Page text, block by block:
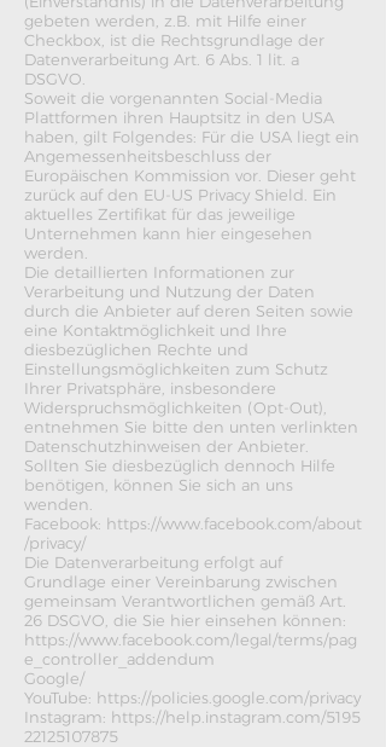
gebeten werden, z.B. mit Hilfe einer
Checkbox, ist die Rechtsgrundlage der
Datenverarbeitung Art. 6 Abs. 1 lit. a
DSGVO.
Soweit die vorgenannten Social-Media
Plattformen ihren Hauptsitz in den USA
haben, gilt Folgendes: Für die USA liegt ein
Angemessenheitsbeschluss der
Europäischen Kommission vor. Dieser geht
zurück auf den EU-US Privacy Shield. Ein
aktuelles Zertifikat für das jeweilige
Unternehmen kann hier eingesehen
werden.
Die detaillierten Informationen zur
Verarbeitung und Nutzung der Daten
durch die Anbieter auf deren Seiten sowie
eine Kontaktmöglichkeit und Ihre
diesbezüglichen Rechte und
Einstellungsmöglichkeiten zum Schutz
Ihrer Privatsphäre, insbesondere
Widerspruchsmöglichkeiten (Opt-Out),
entnehmen Sie bitte den unten verlinkten
Datenschutzhinweisen der Anbieter.
Sollten Sie diesbezüglich dennoch Hilfe
benötigen, können Sie sich an uns
wenden.
Facebook: https://www.facebook.com/about
/privacy/
Die Datenverarbeitung erfolgt auf
Grundlage einer Vereinbarung zwischen
gemeinsam Verantwortlichen gemäß Art.
26 DSGVO, die Sie hier einsehen können:
https://www.facebook.com/legal/terms/pag
e_controller_addendum
Google/
YouTube: https://policies.google.com/privacy
Instagram: https://help.instagram.com/5195
22125107875